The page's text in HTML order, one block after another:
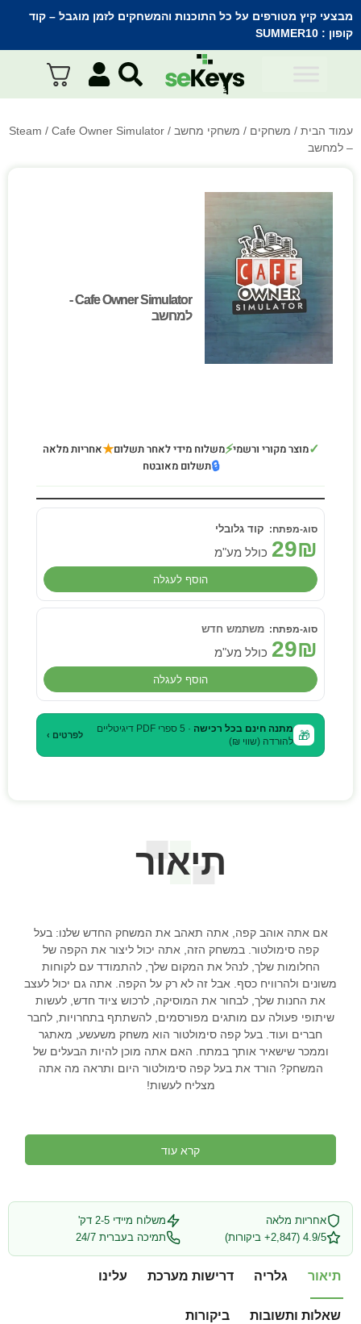
מבצעי קיץ מטורפים על כל התוכנות והמשחקים לזמן מוגבל – קוד
קופון : SUMMER10
עמוד הבית / משחקים / משחקי מחשב /
Steam / Cafe Owner Simulator
– למחשב
Cafe Owner Simulator -
למחשב
Cafe Owner Simulator -
למחשב
✓מוצר מקורי ורשמי⚡משלוח מידי לאחר תשלום★אחריות מלאה
🔒תשלום מאובטח
קוד גלובלי
29₪ כולל מע"מ
הוסף לעגלה
משתמש חדש
29₪ כולל מע"מ
הוסף לעגלה
🎁 מתנה חינם בכל רכישה
· 5 ספרי PDF דיגיטליים
להורדה (שווי ₪)
לפרטים ›
תיאור
אם אתה אוהב קפה, אתה תאהב את המשחק החדש שלנו: בעל
קפה סימולטור. במשחק הזה, אתה יכול ליצור את הקפה של
החלומות שלך, לנהל את המקום שלך, להתמודד עם לקוחות
משונים ולהרוויח כסף. אבל זה לא רק על הקפה. אתה גם יכול לעצב
את החנות שלך, לבחור את המוסיקה, לרכוש ציוד חדש, לעשות
שיתופי פעולה עם מותגים מפורסמים, להשתתף בתחרויות, לחבר
חברים ועוד. בעל קפה סימולטור הוא משחק משעשע, מאתגר
וממכר שישאיר אותך במתח. האם אתה מוכן להיות הבעלים של
המשחק? הורד את בעל קפה סימולטור היום ותראה מה אתה
מצליח לעשות!
קרא עוד
אחריות מלאה
משלוח מיידי 2-5 דק'
4.9/5 (2,847+ ביקורות)
תמיכה בעברית 24/7
תיאור גלריה דרישות מערכת עלינו
שאלות ותשובות ביקורות